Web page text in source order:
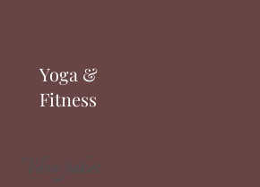
Våra paket
Yoga &
Fitness